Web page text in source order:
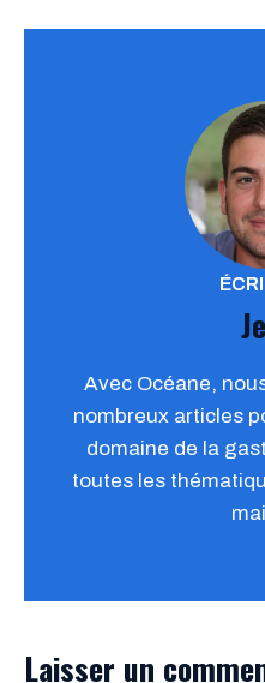
Avec Océane,
nombreux articles
domaine de la
toutes les
Laisser un